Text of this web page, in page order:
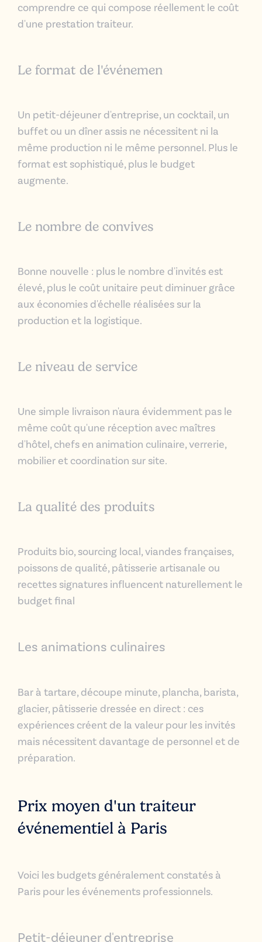
comprendre ce qui compose réellement le coût
d'une prestation traiteur.
Le format de l'événemen
Un petit-déjeuner d'entreprise, un cocktail, un
buffet ou un dîner assis ne nécessitent ni la
même production ni le même personnel. Plus le
format est sophistiqué, plus le budget
augmente.
Le nombre de convives
Bonne nouvelle : plus le nombre d'invités est
élevé, plus le coût unitaire peut diminuer grâce
aux économies d'échelle réalisées sur la
production et la logistique.
Le niveau de service
Une simple livraison n'aura évidemment pas le
même coût qu'une réception avec maîtres
d'hôtel, chefs en animation culinaire, verrerie,
mobilier et coordination sur site.
La qualité des produits
Produits bio, sourcing local, viandes françaises,
poissons de qualité, pâtisserie artisanale ou
recettes signatures influencent naturellement le
budget final
Les animations culinaires
Bar à tartare, découpe minute, plancha, barista,
glacier, pâtisserie dressée en direct : ces
expériences créent de la valeur pour les invités
mais nécessitent davantage de personnel et de
préparation.
Prix moyen d'un traiteur
événementiel à Paris
Voici les budgets généralement constatés à
Paris pour les événements professionnels.
Petit-déjeuner d'entreprise